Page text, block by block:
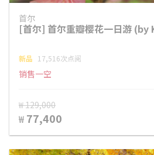
首尔
[首尔] 首尔重瓣樱花一日游
新品 17,516次点阅
销售一空
₩ 129,000
₩ 77,400